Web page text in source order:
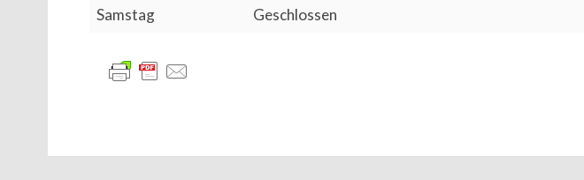
Samstag
Geschlossen